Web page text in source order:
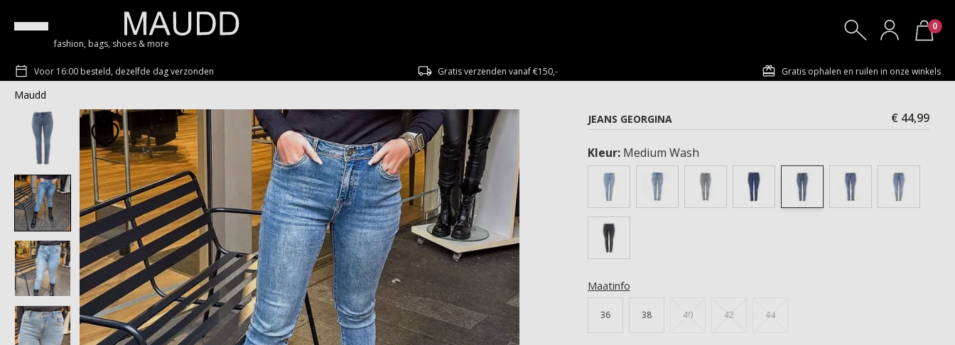
fashion, bags, shoes & more
0
Voor 16:00 besteld, dezelfde dag verzonden Gratis verzenden vanaf €150,- Gratis ophalen en ruilen in onze winkels
Maudd
JEANS GEORGINA
€ 44,99
Kleur: Medium Wash
Maatinfo
36 38 40 42 44